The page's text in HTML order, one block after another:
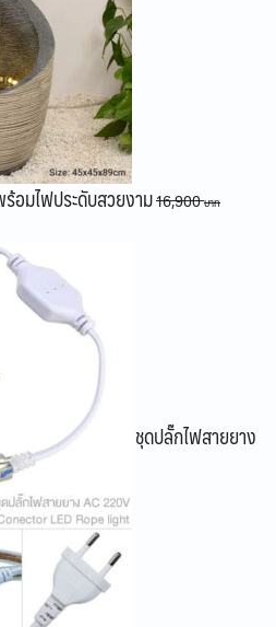
อมไฟประดับสวยงาม16,900
ชุดปลั๊กไฟสายยาง